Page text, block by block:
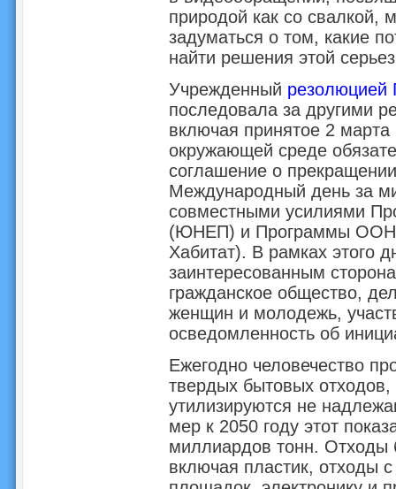
природой как со
задуматься о том, какие
найти решения этой
Учрежденный резолюцией
последовала за другими
включая принятое 2
окружающей среде
соглашение о
Международный день за
совместными усилиями
(ЮНЕП) и Программы ООН
Хабитат). В рамках этого
заинтересованным
гражданское общество,
женщин и молодежь,
осведомленность об
Ежегодно человечество
твердых бытовых отходов,
утилизируются не
мер к 2050 году этот
миллиардов тонн. Отходы
включая пластик, отходы